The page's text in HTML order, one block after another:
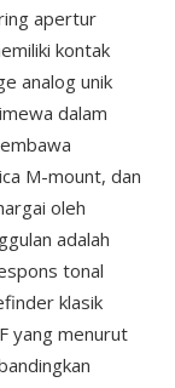
apertur
kontak
analog unik
dalam
M-mount, dan
oleh
adalah
tonal
klasik
yang menurut